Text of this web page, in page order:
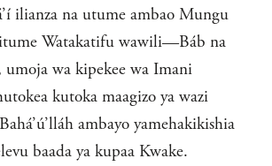
ilianza na utume ambao Mungu
Watakatifu wawili—Báb na
umoja wa kipekee wa Imani
kutoka maagizo ya wazi
ambayo yamehakikishia
baada ya kupaa Kwake.